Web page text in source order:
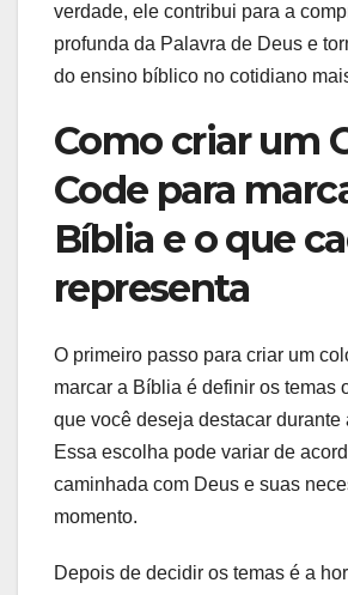
verdade, ele contribui para a
profunda da Palavra de Deus e
do ensino bíblico no cotidiano
Como criar um
Code para
Bíblia e o que
representa
O primeiro passo para criar um
marcar a Bíblia é definir os temas
que você deseja destacar durante
Essa escolha pode variar de
caminhada com Deus e suas
momento.
Depois de decidir os temas é a